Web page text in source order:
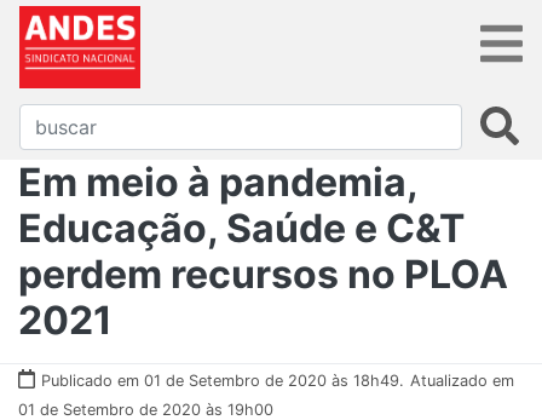
​​​​​​​Em meio à pandemia,
Educação, Saúde e C&T
perdem recursos no PLOA
2021
Publicado em 01 de Setembro de 2020 às 18h49. Atualizado em
01 de Setembro de 2020 às 19h00